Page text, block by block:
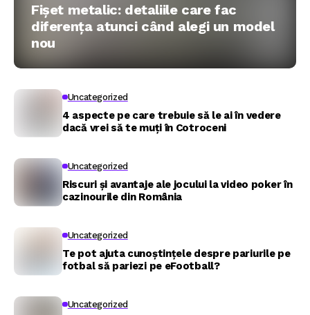
Fișet metalic: detaliile care fac
diferența atunci când alegi un model
nou
Uncategorized
4 aspecte pe care trebuie să le ai în vedere
dacă vrei să te muți în Cotroceni
Uncategorized
Riscuri și avantaje ale jocului la video poker în
cazinourile din România
Uncategorized
Te pot ajuta cunoștințele despre pariurile pe
fotbal să pariezi pe eFootball?
Uncategorized